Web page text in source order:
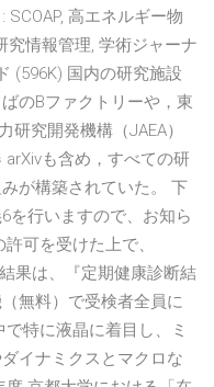
高エネルギー物
究情報管理, 学術ジャーナ
(596K) 国内の研究施設
のBファクトリーや，東
研究開発機構（JAEA）
も含め，すべての研
が構築されていた。 下
を行いますので、お知ら
可を受けた上で、
果は、『定期健康診断結
無料）で受検者全員に
特に液晶に着目し、ミ
イナミクスとマクロな